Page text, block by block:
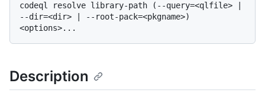
codeql resolve library-path (--query=<qlfile> |
--dir=<dir> | --root-pack=<pkgname>)
Description